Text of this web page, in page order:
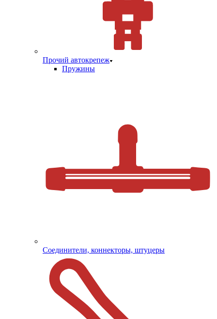
Прочий автокрепеж
Пружины
Соединители, коннекторы, штуцеры